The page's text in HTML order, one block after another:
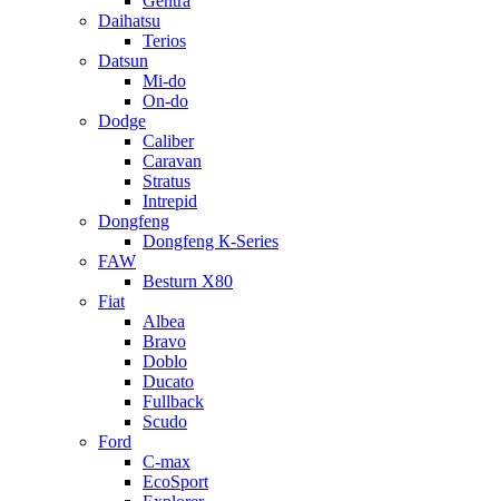
Daihatsu
Terios
Datsun
Mi-do
On-do
Dodge
Caliber
Caravan
Stratus
Intrepid
Dongfeng
Dongfeng К-Series
FAW
Besturn Х80
Fiat
Albea
Bravo
Doblo
Ducato
Fullback
Scudo
Ford
C-max
EcoSport